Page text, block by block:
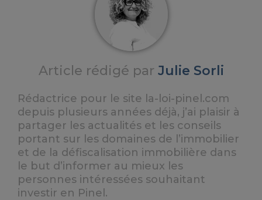
Article rédigé par Julie Sorli
Rédactrice pour le site la-loi-pinel.com
depuis plusieurs années déjà, j’ai plaisir à
partager les actualités et les conseils
portant sur les domaines de l’immobilier
et de la défiscalisation immobilière dans
le but d’informer au mieux les
personnes intéressées souhaitant
investir en Pinel.